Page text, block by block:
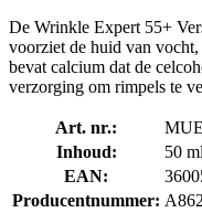
De Wrinkle Expert 55+
voorziet de huid van
bevat calcium dat de
verzorging om rimpels te
Art. nr.:
Inhoud:
50 ml
EAN:
Producentnummer: